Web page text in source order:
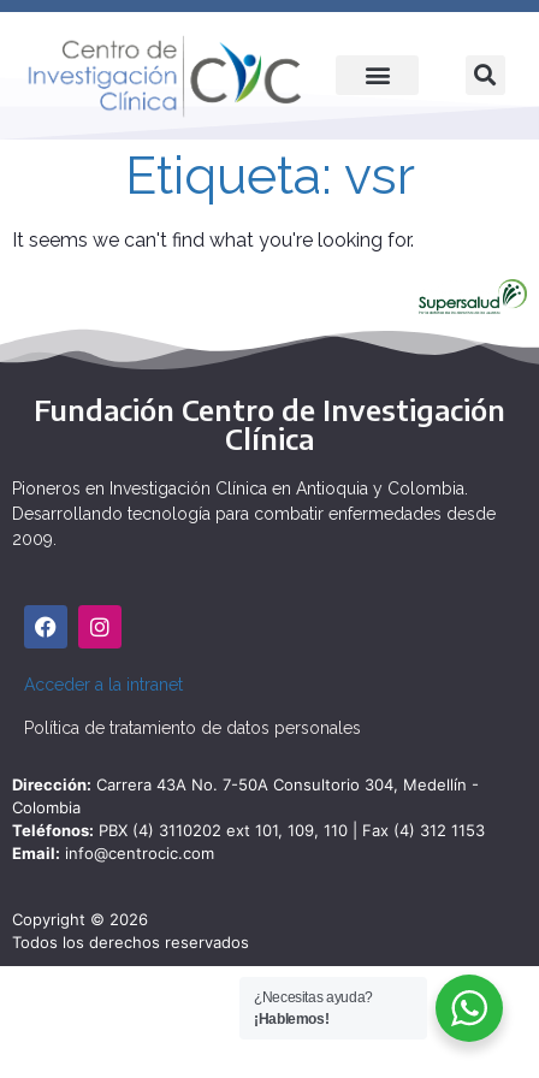
Etiqueta: vsr
It seems we can't find what you're looking for.
Fundación Centro de Investigación
Clínica
Pioneros en Investigación Clínica en Antioquia y Colombia.
Desarrollando tecnología para combatir enfermedades desde
2009.
Acceder a la intranet
Política de tratamiento de datos personales
Dirección: Carrera 43A No. 7-50A Consultorio 304, Medellín -
Colombia
Teléfonos: PBX (4) 3110202 ext 101, 109, 110 | Fax (4) 312 1153
Email: info@centrocic.com
Copyright © 2026
Todos los derechos reservados
¿Necesitas ayuda?
¡Hablemos!